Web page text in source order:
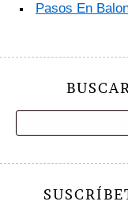
Pasos En